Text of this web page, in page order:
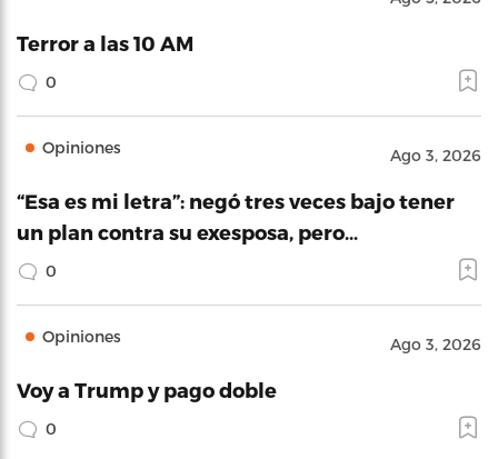
Terror a las 10 AM
0
Opiniones Ago 3, 2026
“Esa es mi letra”: negó tres veces bajo tener
un plan contra su exesposa, pero…
0
Opiniones Ago 3, 2026
Voy a Trump y pago doble
0